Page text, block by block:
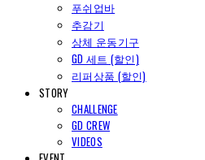
푸쉬업바
추감기
상체 운동기구
GD 세트 (할인)
리퍼상품 (할인)
STORY
CHALLENGE
GD CREW
VIDEOS